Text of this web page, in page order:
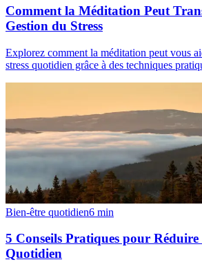
Comment la Méditation Peut
Gestion du Stress
Explorez comment la méditation peut vous
stress quotidien grâce à des techniques
Bien-être quotidien6 min
5 Conseils Pratiques pour Réduire
Quotidien